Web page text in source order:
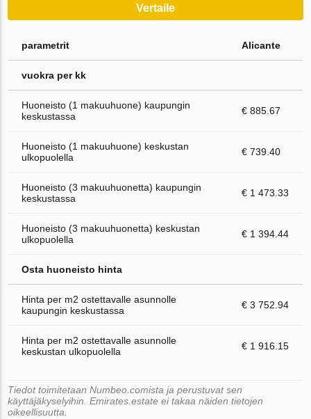
Vertaile
parametrit Alicante
vuokra per kk
Huoneisto (1 makuuhuone) kaupungin
keskustassa
€ 885.67
Huoneisto (1 makuuhuone) keskustan
ulkopuolella
€ 739.40
Huoneisto (3 makuuhuonetta) kaupungin
keskustassa
€ 1 473.33
Huoneisto (3 makuuhuonetta) keskustan
ulkopuolella
€ 1 394.44
Osta huoneisto hinta
Hinta per m2 ostettavalle asunnolle
kaupungin keskustassa
€ 3 752.94
Hinta per m2 ostettavalle asunnolle
keskustan ulkopuolella
€ 1 916.15
Tiedot toimitetaan Numbeo.comista ja perustuvat sen
käyttäjäkyselyihin. Emirates.estate ei takaa näiden tietojen
oikeellisuutta.